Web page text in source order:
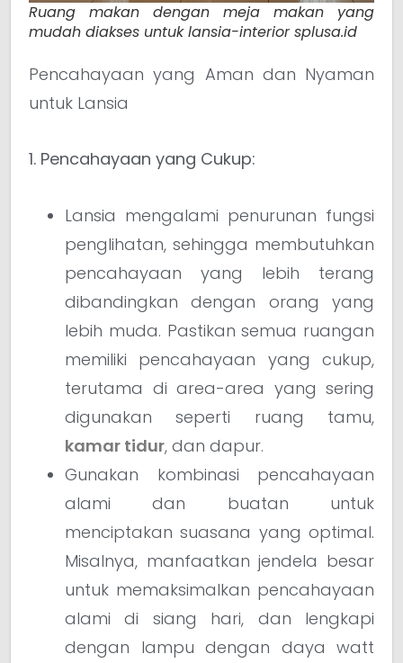
Ruang makan dengan meja makan yang
mudah diakses untuk lansia-interior splusa.id
Pencahayaan yang Aman dan Nyaman
untuk Lansia
1. Pencahayaan yang Cukup:
Lansia mengalami penurunan fungsi
penglihatan, sehingga membutuhkan
pencahayaan yang lebih terang
dibandingkan dengan orang yang
lebih muda. Pastikan semua ruangan
memiliki pencahayaan yang cukup,
terutama di area-area yang sering
digunakan seperti ruang tamu,
kamar tidur, dan dapur.
Gunakan kombinasi pencahayaan
alami dan buatan untuk
menciptakan suasana yang optimal.
Misalnya, manfaatkan jendela besar
untuk memaksimalkan pencahayaan
alami di siang hari, dan lengkapi
dengan lampu dengan daya watt